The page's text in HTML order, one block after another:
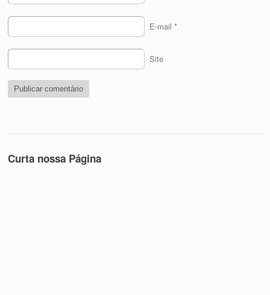
E-mail *
Site
Curta nossa Página